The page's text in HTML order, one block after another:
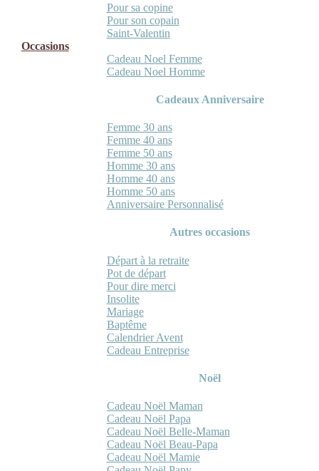
Pour sa copine
Pour son copain
Saint-Valentin
Occasions
Cadeau Noel Femme
Cadeau Noel Homme
Cadeaux Anniversaire
Femme 30 ans
Femme 40 ans
Femme 50 ans
Homme 30 ans
Homme 40 ans
Homme 50 ans
Anniversaire Personnalisé
Autres occasions
Départ à la retraite
Pot de départ
Pour dire merci
Insolite
Mariage
Baptême
Calendrier Avent
Cadeau Entreprise
Noël
Cadeau Noël Maman
Cadeau Noël Papa
Cadeau Noël Belle-Maman
Cadeau Noël Beau-Papa
Cadeau Noël Mamie